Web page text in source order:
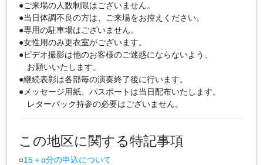
●ご来場の人数制限はございません。
●当日体調不良の方は、ご来場をお控えください。
●専用の駐車場はございません。
●女性用のみ更衣室がございます。
●ビデオ撮影は他のお客様のご迷惑にならないよう、
お願いいたします。
●継続表彰は各部毎の演奏終了後に行います。
●メッセージ用紙、パスポートは当日配布いたします。
レターパック持参の必要はございません。
この地区に関する特記事項
○15＋α分の申込について